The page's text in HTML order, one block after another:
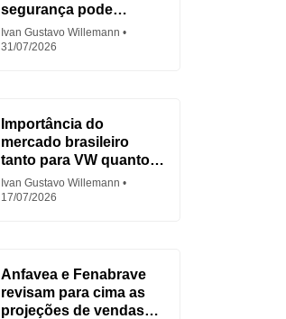
segurança pode
aumentar acidentes
Ivan Gustavo Willemann
31/07/2026
Importância do
mercado brasileiro
tanto para VW quanto
para Fiat
Ivan Gustavo Willemann
17/07/2026
Anfavea e Fenabrave
revisam para cima as
projeções de vendas